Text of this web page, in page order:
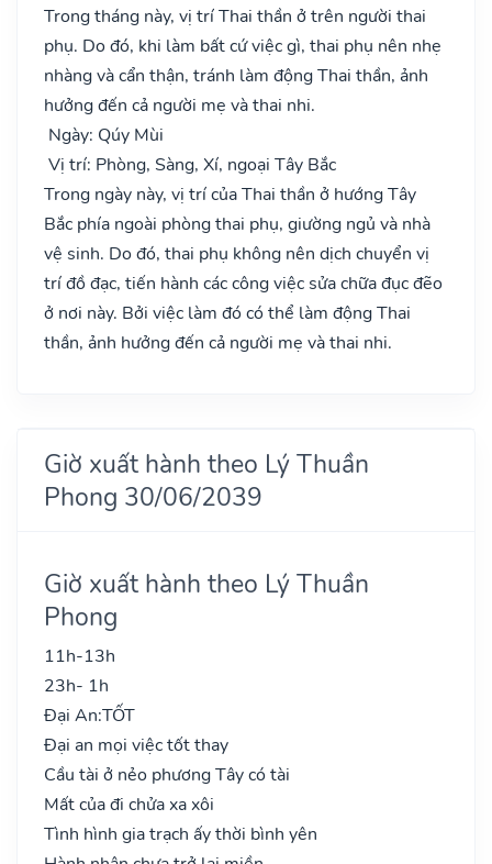
Trong tháng này, vị trí Thai thần ở trên người thai
phụ. Do đó, khi làm bất cứ việc gì, thai phụ nên nhẹ
nhàng và cẩn thận, tránh làm động Thai thần, ảnh
hưởng đến cả người mẹ và thai nhi.
Ngày: Qúy Mùi
Vị trí: Phòng, Sàng, Xí, ngoại Tây Bắc
Trong ngày này, vị trí của Thai thần ở hướng Tây
Bắc phía ngoài phòng thai phụ, giường ngủ và nhà
vệ sinh. Do đó, thai phụ không nên dịch chuyển vị
trí đồ đạc, tiến hành các công việc sửa chữa đục đẽo
ở nơi này. Bởi việc làm đó có thể làm động Thai
thần, ảnh hưởng đến cả người mẹ và thai nhi.
Giờ xuất hành theo Lý Thuần
Phong 30/06/2039
Giờ xuất hành theo Lý Thuần
Phong
11h-13h
23h- 1h
Đại An:TỐT
Đại an mọi việc tốt thay
Cầu tài ở nẻo phương Tây có tài
Mất của đi chửa xa xôi
Tình hình gia trạch ấy thời bình yên